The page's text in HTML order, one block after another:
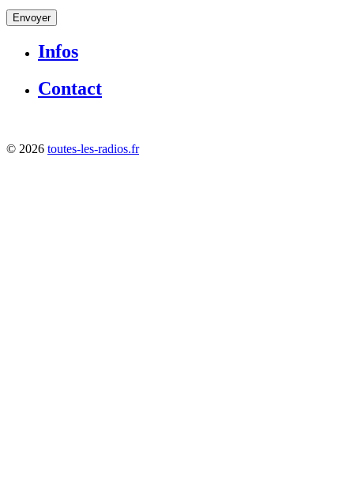
Envoyer
Infos
Contact
© 2026 toutes-les-radios.fr